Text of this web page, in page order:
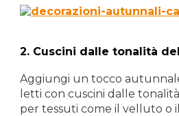
2. Cuscini dalle tonalità
Aggiungi un tocco
letti con cuscini dalle
per tessuti come il velluto o